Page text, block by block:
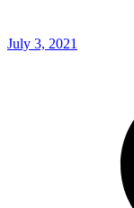
July 3, 2021